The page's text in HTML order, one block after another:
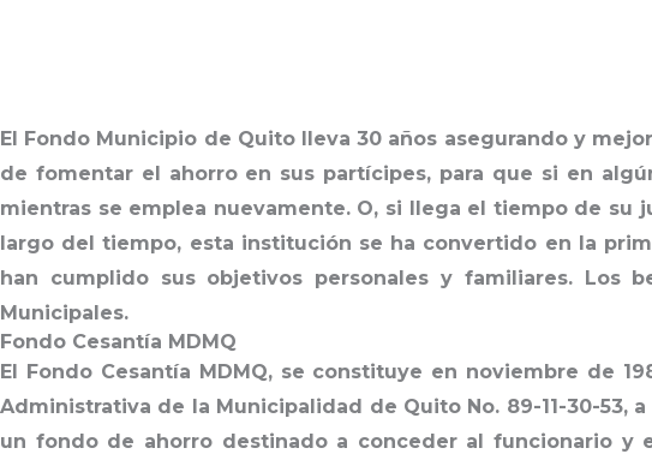
El Fondo Municipio de Quitolleva 30 años asegurando y
de fomentar el ahorro en sus partícipes, para que si en
mientras se emplea nuevamente. O, si llega el tiempo de
largo del tiempo, esta institución se ha convertido en la
han cumplido sus objetivos personales y familiares. Los
Municipales.
Fondo Cesantía MDMQ
El Fondo Cesantía MDMQ, se constituye en noviembre de
Administrativa de la Municipalidad de Quito No. 89-11-30-53,
un fondo de ahorro destinado a conceder al funcionario y